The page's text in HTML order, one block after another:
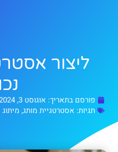
ליצור
פורסם בתאריך: אוגוסט 3, 2024
תגיות: אסטרטגיית מותג, מיתוג